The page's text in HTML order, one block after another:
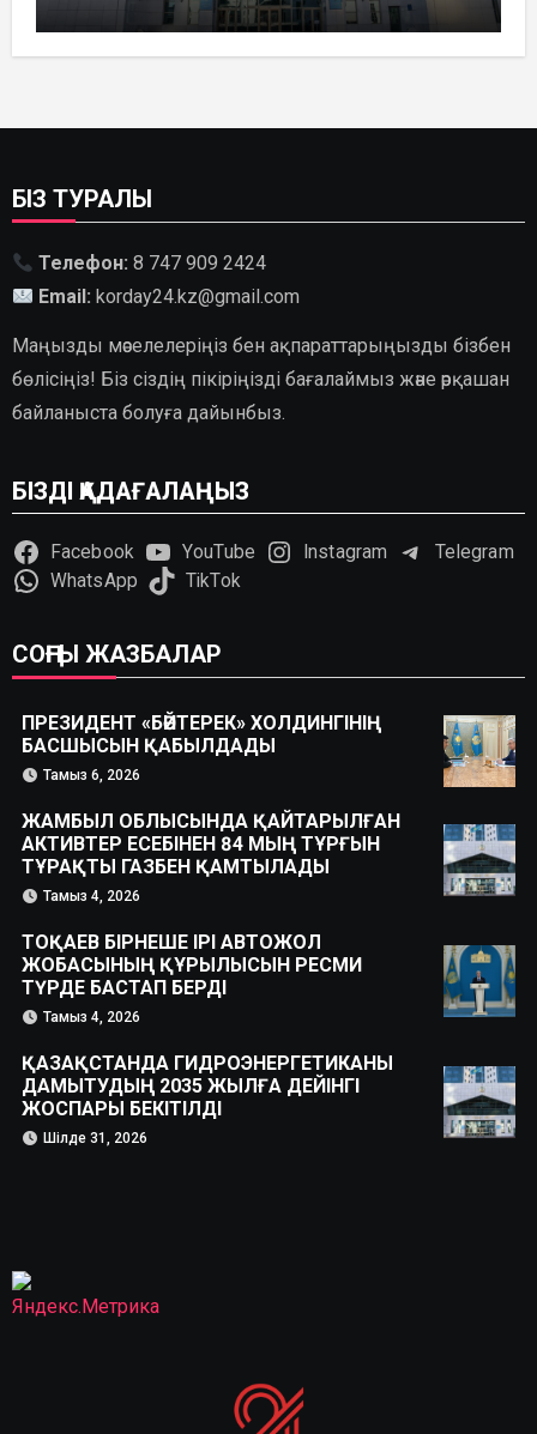
ҚАЗАҚСТАНДА
ГИДРОЭНЕРГЕТИКАНЫ ДАМЫТУДЫҢ
БІЗ ТУРАЛЫ
Телефон: 8 747 909 2424
Email: korday24.kz@gmail.com
Маңызды мәселелеріңіз бен ақпараттарыңызды бізбен
бөлісіңіз! Біз сіздің пікіріңізді бағалаймыз және әрқашан
байланыста болуға дайынбыз.
БІЗДІ ҚАДАҒАЛАҢЫЗ
Facebook YouTube Instagram
Telegram
WhatsApp
TikTok
СОҢҒЫ ЖАЗБАЛАР
ПРЕЗИДЕНТ «БӘЙТЕРЕК» ХОЛДИНГІНІҢ
БАСШЫСЫН ҚАБЫЛДАДЫ
Тамыз 6, 2026
ЖАМБЫЛ ОБЛЫСЫНДА ҚАЙТАРЫЛҒАН
АКТИВТЕР ЕСЕБІНЕН 84 МЫҢ ТҰРҒЫН
ТҰРАҚТЫ ГАЗБЕН ҚАМТЫЛАДЫ
Тамыз 4, 2026
ТОҚАЕВ БІРНЕШЕ ІРІ АВТОЖОЛ
ЖОБАСЫНЫҢ ҚҰРЫЛЫСЫН РЕСМИ
ТҮРДЕ БАСТАП БЕРДІ
Тамыз 4, 2026
ҚАЗАҚСТАНДА ГИДРОЭНЕРГЕТИКАНЫ
ДАМЫТУДЫҢ 2035 ЖЫЛҒА ДЕЙІНГІ
ЖОСПАРЫ БЕКІТІЛДІ
Шілде 31, 2026